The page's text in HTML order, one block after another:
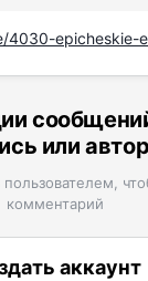
4030-epicheskie-
или
комментарий
аккаунт